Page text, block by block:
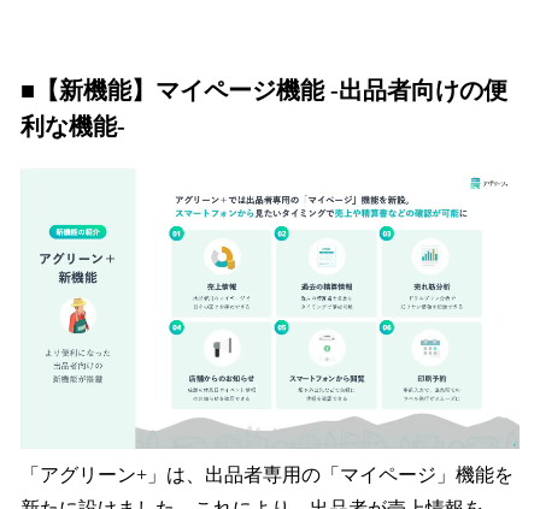
■【新機能】マイページ機能 -出品者向けの便
利な機能-
「アグリーン+」は、出品者専用の「マイページ」機能を